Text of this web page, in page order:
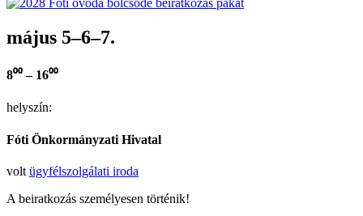
május 5–6–7.
8⁰⁰ – 16⁰⁰
helyszín:
Fóti Önkormányzati Hivatal
volt ügyfélszolgálati iroda
A beiratkozás személyesen történik!